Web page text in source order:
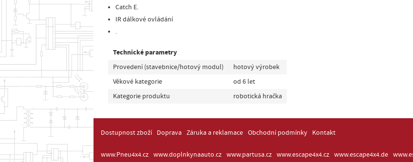
Catch E.
IR dálkové ovládání
.
Technické parametry
Provedení (stavebnice/hotový modul)
hotový výrobek
Věkové kategorie
od 6 let
Kategorie produktu
robotická hračka
Dostupnost zboží Doprava Záruka a reklamace Obchodní podmínky Kontakt
www.Pneu4x4.cz www.doplnkynaauto.cz www.partusa.cz www.escape4x4.cz www.escape4x4.de